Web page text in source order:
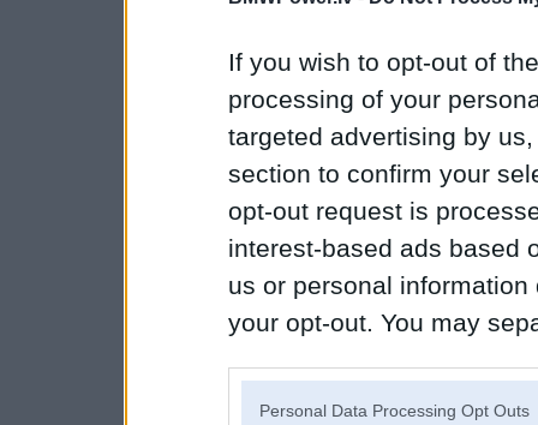
If you wish to opt-out of
processing of your
targeted advertising by
section to confirm your
opt-out request is
interest-based ads based
us or personal
your opt-out. You may
Personal Data Processing Opt Outs